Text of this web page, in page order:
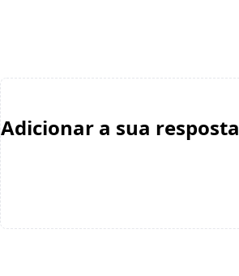
Adicionar a sua resposta